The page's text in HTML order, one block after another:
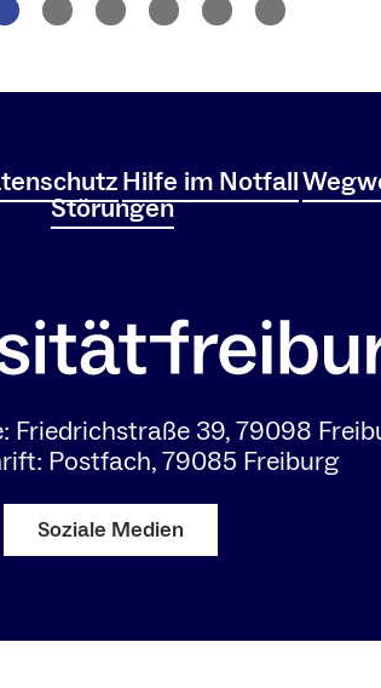
Hilfe im Notfall
Störungen
Friedrichstraße 39, 79098
Postfach, 79085 Freiburg
Soziale Medien